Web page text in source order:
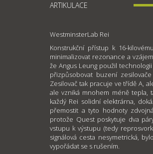
ARTIKULACE
WestminsterLab Rei
Konstrukční přístup k 16-
minimalizovat rezonance a
že Angus Leung použil
přizpůsobovat buzení
Zesilovač tak pracuje ve třídě A,
ale vzniká mnohem méně tepla,
každý Rei solidní elektrárna,
přemostit a tyto hodnoty
protože Quest poskytuje dva
vstupu k výstupu (tedy
signálová cesta nesymetrická,
vypořádat se s rušením.